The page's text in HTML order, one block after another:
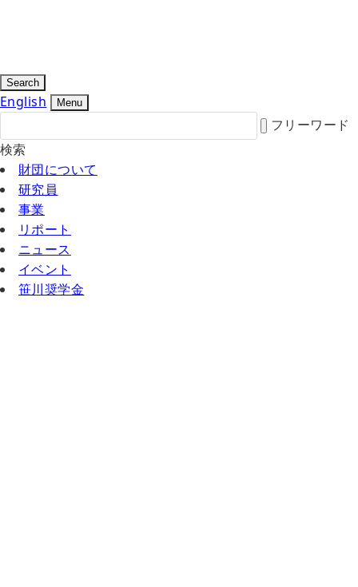
Search
English Menu
フリーワード
検索
財団について
研究員
事業
リポート
ニュース
イベント
笹川奨学金